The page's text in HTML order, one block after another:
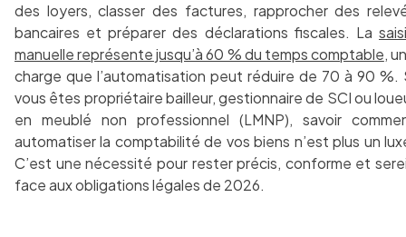
des loyers, classer des factures, rapprocher des
bancaires et préparer des déclarations fiscales. La
manuelle représente jusqu’à 60 % du temps comptable,
charge que l’automatisation peut réduire de 70 à 90 %.
vous êtes propriétaire bailleur, gestionnaire de SCI ou
en meublé non professionnel (LMNP), savoir
automatiser la comptabilité de vos biens n’est plus un
C’est une nécessité pour rester précis, conforme et
face aux obligations légales de 2026.